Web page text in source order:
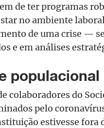
de ter programas
no ambiente
de uma crise —
e em análises
populacional
colaboradores do
pelo
estivesse fora